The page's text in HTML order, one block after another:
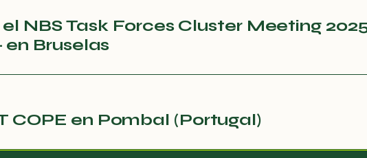
NBS Task Forces Cluster Meeting
Bruselas
COPE en Pombal (Portugal)